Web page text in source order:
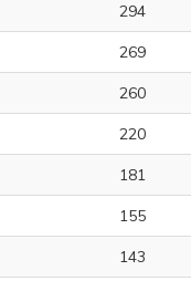
294
269
260
220
181
155
143